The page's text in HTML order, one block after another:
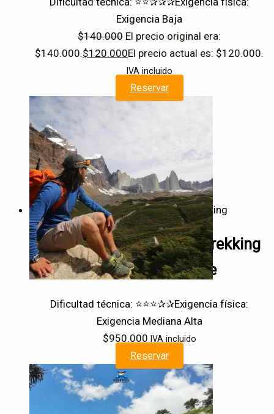
Exigencia Baja
$140.000 El precio original era:
$140.000.$120.000El precio actual es: $120.000.
IVA incluido
Reservar
Trekking
Circuito Full W Clásico | Trekking
PN Torres del Paine
Dificultad técnica: ⭐⭐⭐✰✰Exigencia física:
Exigencia Mediana Alta
$950.000 IVA incluido
Reservar